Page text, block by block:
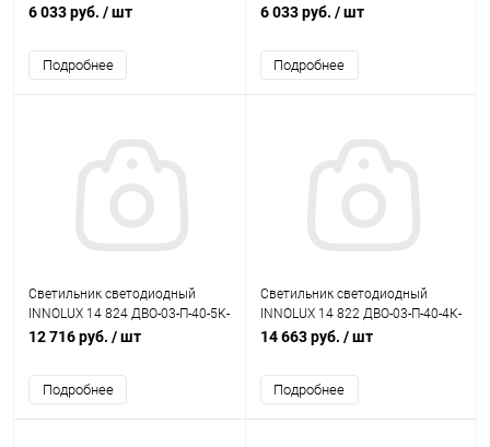
IP40
6 033 руб. / шт
Подробнее
IP40
6 033 руб. / шт
Подробнее
Светильник светодиодный
INNOLUX 14 824 ДВО-03-П-40-5К-
IP40-A1
12 716 руб. / шт
Подробнее
Светильник светодиодный
INNOLUX 14 822 ДВО-03-П-40-4К-
IP40-A3
14 663 руб. / шт
Подробнее